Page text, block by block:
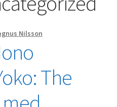
Nilsson
The